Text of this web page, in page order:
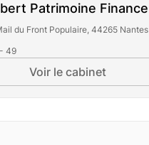
Patrimoine Finance
du Front Populaire, 44265 Nantes
49
Voir le cabinet